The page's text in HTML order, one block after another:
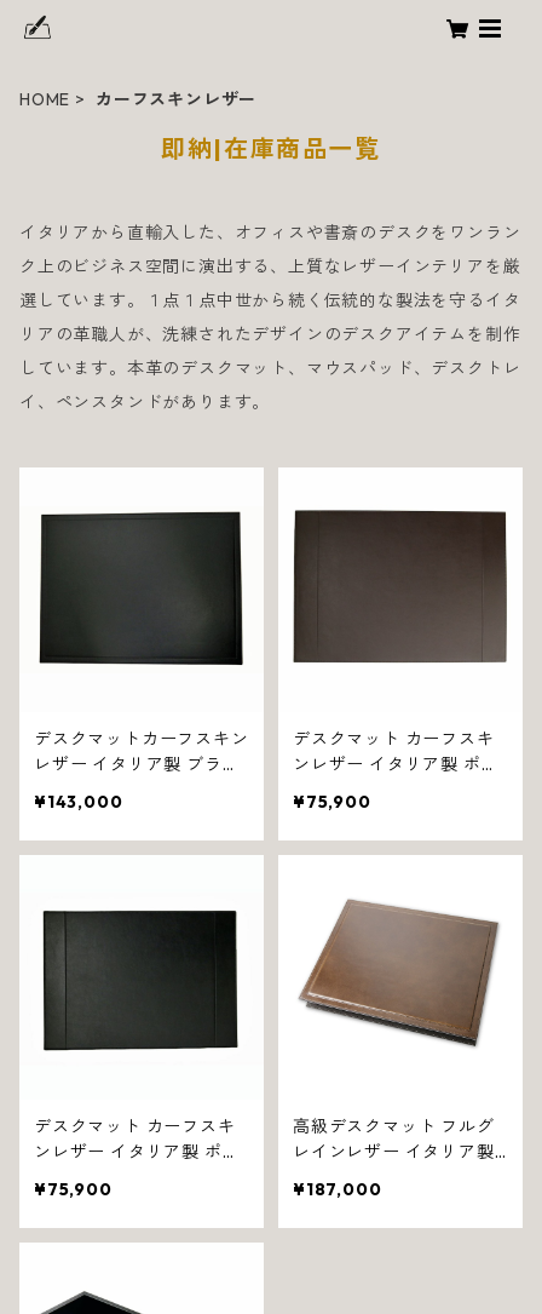
HOME カーフスキンレザー
即納|在庫商品一覧
イタリアから直輸入した、オフィスや書斎のデスクをワンラン
ク上のビジネス空間に演出する、上質なレザーインテリアを厳
選しています。１点１点中世から続く伝統的な製法を守るイタ
リアの革職人が、洗練されたデザインのデスクアイテムを制作
しています。本革のデスクマット、マウスパッド、デスクトレ
イ、ペンスタンドがあります。
デスクマットカーフスキン
レザー イタリア製 ブラッ
¥143,000
デスクマット カーフスキ
ンレザー イタリア製 ポケ
ス 1327
¥75,900
デスクマット カーフスキ
ンレザー イタリア製 ポケ
ス 1328
¥75,900
高級デスクマット フルグ
レインレザー イタリア製
29
¥187,000